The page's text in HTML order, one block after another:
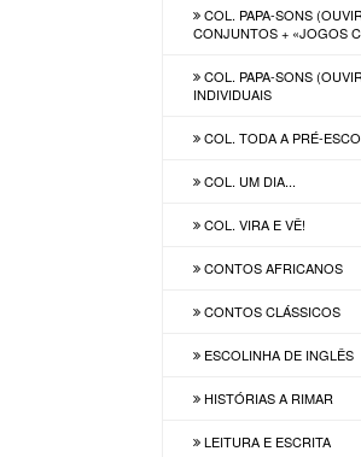
COL. PAPA-SONS
CONJUNTOS + «JOGOS
COL. PAPA-SONS
INDIVIDUAIS
COL. TODA A PRÉ-
COL. UM DIA...
COL. VIRA E VÊ!
CONTOS AFRICANOS
CONTOS CLÁSSICOS
ESCOLINHA DE INGLÊS
HISTÓRIAS A RIMAR
LEITURA E ESCRITA